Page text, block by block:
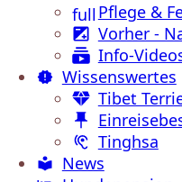
Pflege &
Vorher -
Info-
Wissenswertes
Tibet
Tinghsa
News